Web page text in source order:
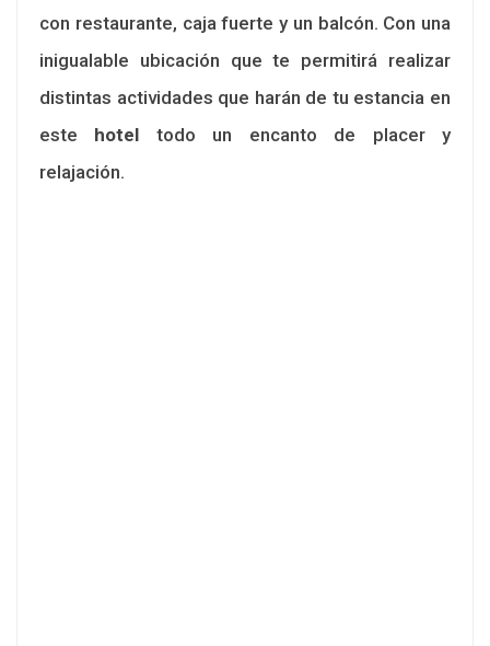
con restaurante, caja fuerte y un balcón. Con una
inigualable ubicación que te permitirá realizar
distintas actividades que harán de tu estancia en
este hotel todo un encanto de placer y
relajación.